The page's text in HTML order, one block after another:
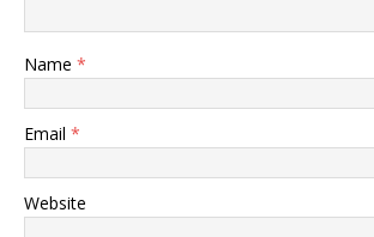
Name *
Email *
Website